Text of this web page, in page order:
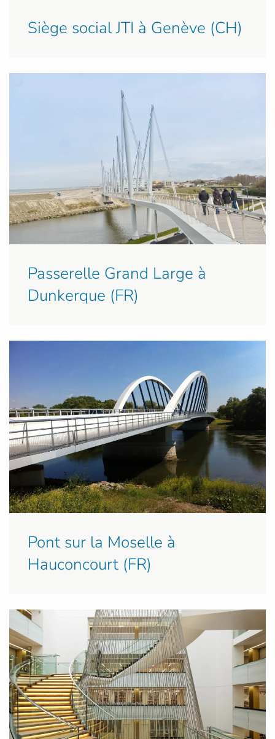
Siège social JTI à Genève (CH)
Passerelle Grand Large à
Dunkerque (FR)
Pont sur la Moselle à
Hauconcourt (FR)